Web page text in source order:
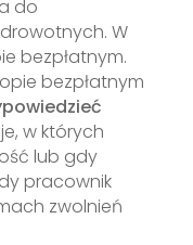
do
W
bezpłatnym.
bezpłatnym
w których
lub gdy
pracownik
zwolnień